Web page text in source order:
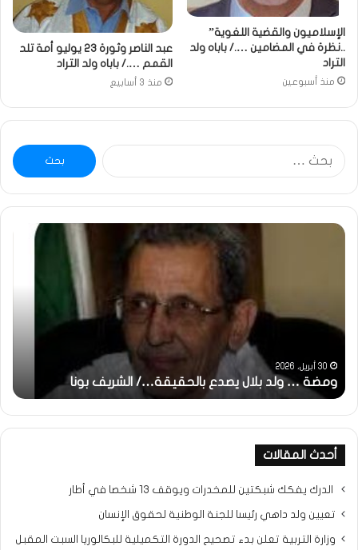
الإسلاميون والقضية اللغوية”
..نظرة في المضامين …./ باباه ولد
التراد
منذ أسبوعين
عبد الناصر وثورة 23 يوليو أمة تلد
القمم …./ باباه ولد التراد
منذ 3 أسابيع
البحث
عن:
ومضة
بالحقيقة…/
الشريف
30 أبريل، 2026
ومضة … ولد بلال يصدع بالحقيقة…/ الشريف بونا
أحدث المقالات
الدرك يفكك شبكتين للمخدرات ويوقف 13 شخصا في أطار
تعيين ولد داهي رئيسا للجنة الوطنية لحقوق الإنسان
وزارة التربية تعلن بدء تصحيح الدورة التكميلية للبكالوريا السبت المقبل